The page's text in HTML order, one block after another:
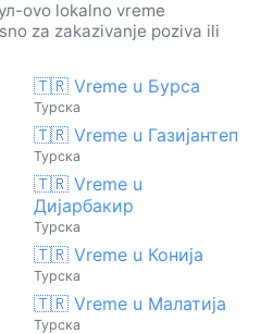
ovo lokalno vreme
za zakazivanje poziva ili
🇹🇷 Vreme u Бурса
Турска
🇹🇷 Vreme u Газијантеп
Турска
🇹🇷 Vreme u
Дијарбакир
Турска
🇹🇷 Vreme u Конија
Турска
🇹🇷 Vreme u Малатија
Турска